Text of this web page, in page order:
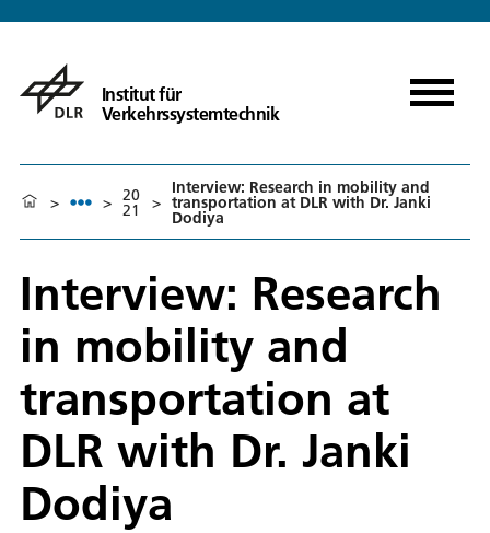
Institut für
Verkehrssystemtechnik
> > 20
21 >
Interview: Research in mobility and
transportation at DLR with Dr. Janki
Dodiya
Interview: Research
in mobility and
transportation at
DLR with Dr. Janki
Dodiya